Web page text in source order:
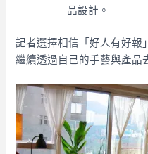
品設計。
記者選擇相信「好人有好報
繼續透過自己的手藝與產品